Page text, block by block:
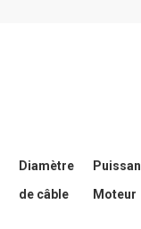
Diamètre
de câble
Moteur